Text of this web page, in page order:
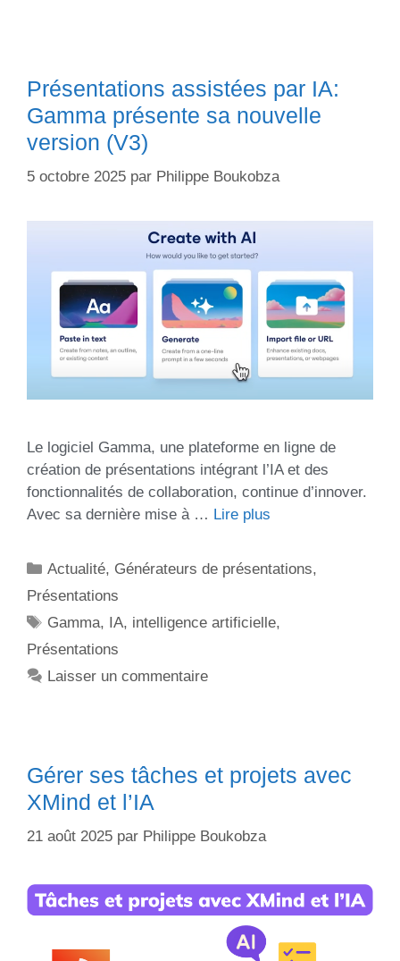
Présentations assistées par IA:
Gamma présente sa nouvelle
version (V3)
5 octobre 2025 par Philippe Boukobza
Le logiciel Gamma, une plateforme en ligne de
création de présentations intégrant l’IA et des
fonctionnalités de collaboration, continue d’innover.
Avec sa dernière mise à … Lire plus
Actualité, Générateurs de présentations,
Présentations
Gamma, IA, intelligence artificielle,
Présentations
Laisser un commentaire
Gérer ses tâches et projets avec
XMind et l’IA
21 août 2025 par Philippe Boukobza